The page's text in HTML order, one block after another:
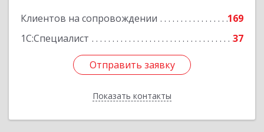
Клиентов на сопровождении
169
1С:Специалист
37
Отправить заявку
Показать контакты
Отправить заявку
Назад